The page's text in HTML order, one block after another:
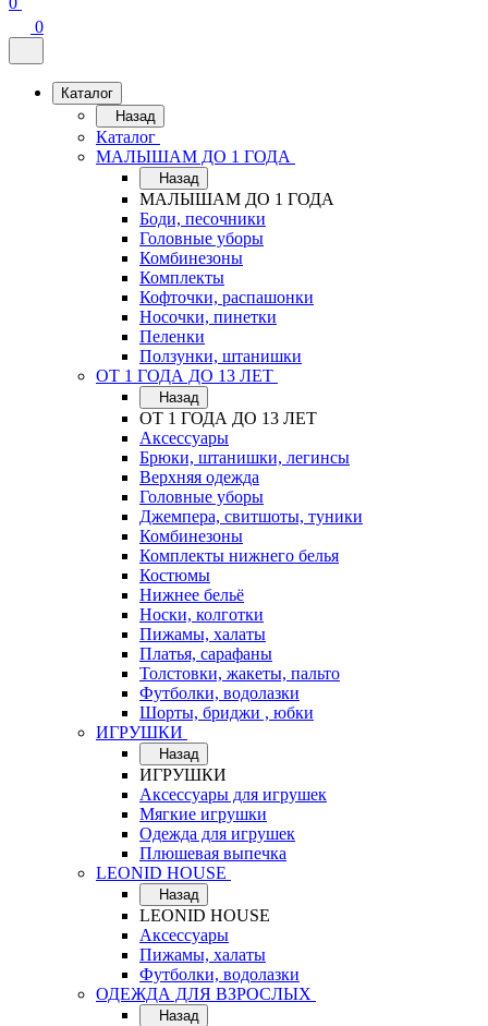
0
Каталог
Назад
Каталог
МАЛЫШАМ ДО 1 ГОДА
Назад
МАЛЫШАМ ДО 1 ГОДА
Боди, песочники
Головные уборы
Комбинезоны
Комплекты
Кофточки, распашонки
Носочки, пинетки
Пеленки
Ползунки, штанишки
ОТ 1 ГОДА ДО 13 ЛЕТ
Назад
ОТ 1 ГОДА ДО 13 ЛЕТ
Аксессуары
Брюки, штанишки, легинсы
Верхняя одежда
Головные уборы
Джемпера, свитшоты, туники
Комбинезоны
Комплекты нижнего белья
Костюмы
Нижнее бельё
Носки, колготки
Пижамы, халаты
Платья, сарафаны
Толстовки, жакеты, пальто
Футболки, водолазки
Шорты, бриджи , юбки
ИГРУШКИ
Назад
ИГРУШКИ
Аксессуары для игрушек
Мягкие игрушки
Одежда для игрушек
Плюшевая выпечка
LEONID HOUSE
Назад
LEONID HOUSE
Аксессуары
Пижамы, халаты
Футболки, водолазки
ОДЕЖДА ДЛЯ ВЗРОСЛЫХ
Назад